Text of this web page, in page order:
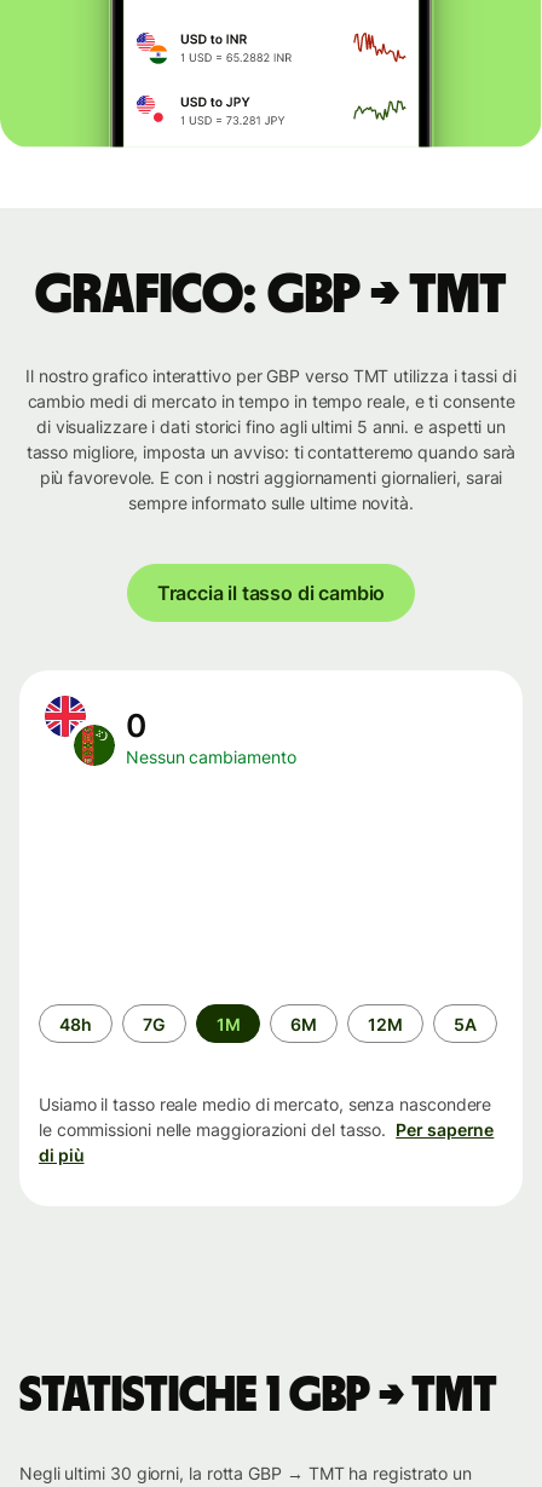
Grafico: GBP → TMT
Il nostro grafico interattivo per GBP verso TMT utilizza i tassi di
cambio medi di mercato in tempo in tempo reale, e ti consente
di visualizzare i dati storici fino agli ultimi 5 anni. e aspetti un
tasso migliore, imposta un avviso: ti contatteremo quando sarà
più favorevole. E con i nostri aggiornamenti giornalieri, sarai
sempre informato sulle ultime novità.
Traccia il tasso di cambio
0
Nessun cambiamento
Periodo
di
48h 7G 1M 6M 12M 5A
Usiamo il tasso reale medio di mercato, senza nascondere
le commissioni nelle maggiorazioni del tasso. Per saperne
di più
Statistiche 1 GBP → TMT
Negli ultimi 30 giorni, la rotta GBP → TMT ha registrato un